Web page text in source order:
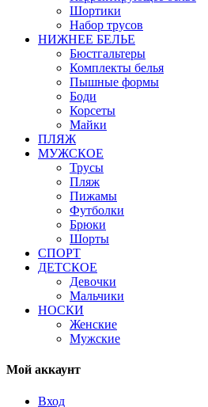
Шортики
Набор трусов
НИЖНЕЕ БЕЛЬЕ
Бюстгальтеры
Комплекты белья
Пышные формы
Боди
Корсеты
Майки
ПЛЯЖ
МУЖСКОЕ
Трусы
Пляж
Пижамы
Футболки
Брюки
Шорты
СПОРТ
ДЕТСКОЕ
Девочки
Мальчики
НОСКИ
Женские
Мужские
Мой аккаунт
Вход